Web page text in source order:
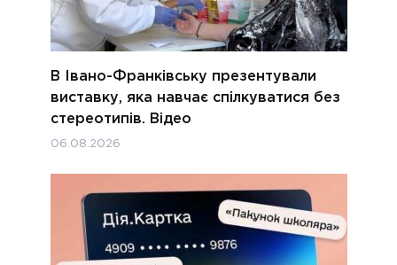
В Івано-Франківську презентували
виставку, яка навчає спілкуватися без
стереотипів. Відео
06.08.2026